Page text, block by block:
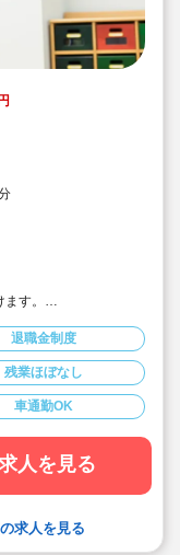
す。
す♪
退職金制度
残業ほぼなし
車通勤OK
人を見る
求人を見る